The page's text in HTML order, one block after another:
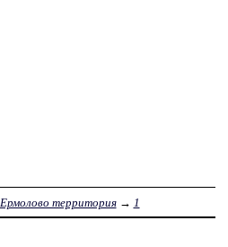
Ермолово территория→ 1